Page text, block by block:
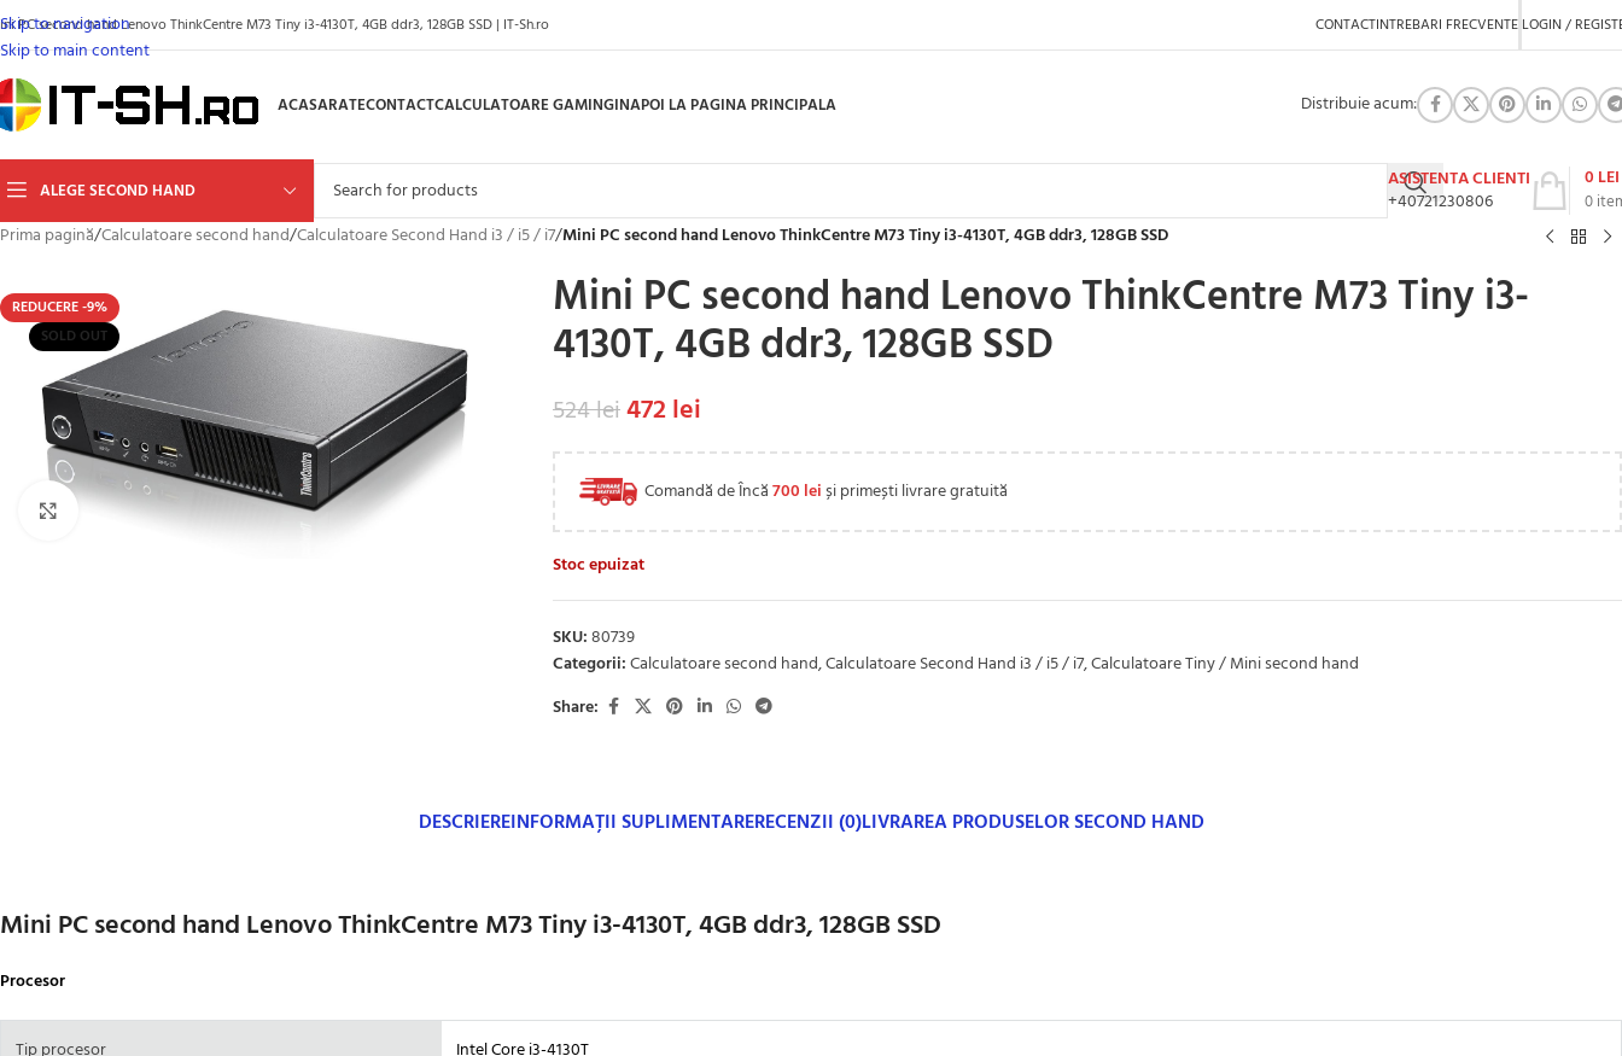
Skip to navigation
Skip to main content
PC second hand Lenovo ThinkCentre M73 Tiny i3-4130T, 4GB ddr3, 128GB SSD | IT-Sh.ro CONTACTINTREBARI FRECVENTE LOGIN /
ACASARATECONTACTCALCULATOARE GAMINGINAPOI LA PAGINA PRINCIPALA Distribuie acum:
ALEGE SECOND HAND
ASISTENTA CLIENTI
+40721230806
0
0 LEI
Prima pagină/Calculatoare second hand/Calculatoare Second Hand i3 / i5 / i7/Mini PC second hand Lenovo ThinkCentre M73 Tiny i3-4130T, 4GB ddr3, 128GB SSD
REDUCERE -9%
SOLD OUT
Click to enlarge
Mini PC second hand Lenovo ThinkCentre M73 Tiny i3-
4130T, 4GB ddr3, 128GB SSD
524lei472lei
Comandă de Încă700 leiși primești livrare gratuită
Stoc epuizat
SKU:80739
Categorii:Calculatoare second hand,Calculatoare Second Hand i3 / i5 / i7,Calculatoare Tiny / Mini second hand
Share:
DESCRIEREINFORMAȚII SUPLIMENTARERECENZII (0)LIVRAREA PRODUSELOR SECOND HAND
Mini PC second hand Lenovo ThinkCentre M73 Tiny i3-4130T, 4GB ddr3, 128GB SSD
Procesor